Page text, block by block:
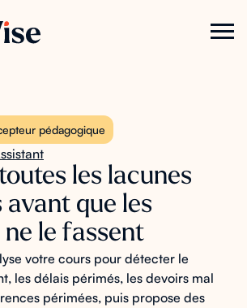
pédagogique
les lacunes
avant que les
le fassent
votre cours pour détecter le
les délais périmés, les devoirs mal
périmées, puis propose des